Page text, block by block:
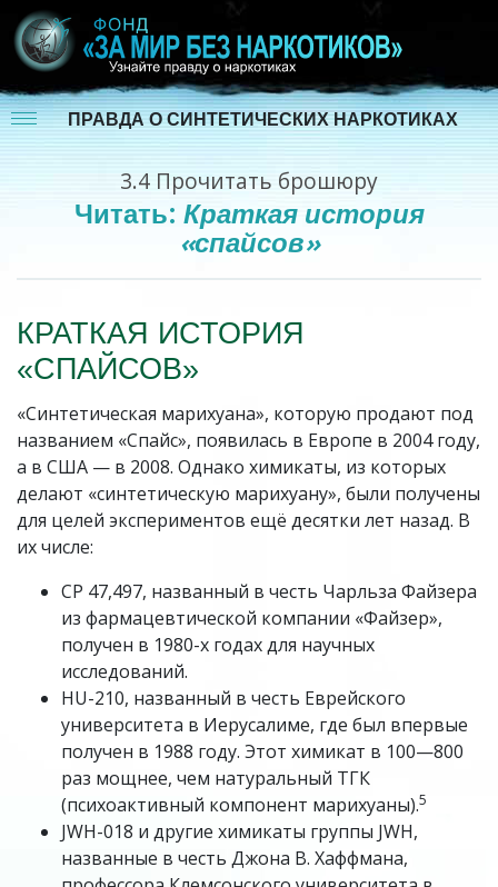
ПРАВДА О СИНТЕТИЧЕСКИХ НАРКОТИКАХ
3.4 Прочитать брошюру
Читать:Краткая история
«спайсов»
КРАТКАЯ ИСТОРИЯ
«СПАЙСОВ»
«Синтетическая марихуана», которую продают под
названием «Спайс», появилась в Европе в 2004 году,
а в США — в 2008. Однако химикаты, из которых
делают «синтетическую марихуану», были получены
для целей экспериментов ещё десятки лет назад. В
их числе:
CP 47,497, названный в честь Чарльза Файзера
из фармацевтической компании «Файзер»,
получен в 1980-х годах для научных
исследований.
HU-210, названный в честь Еврейского
университета в Иерусалиме, где был впервые
получен в 1988 году. Этот химикат в 100—800
раз мощнее, чем натуральный ТГК
(психоактивный компонент марихуаны).5
JWH-018 и другие химикаты группы JWH,
названные в честь Джона В. Хаффмана,